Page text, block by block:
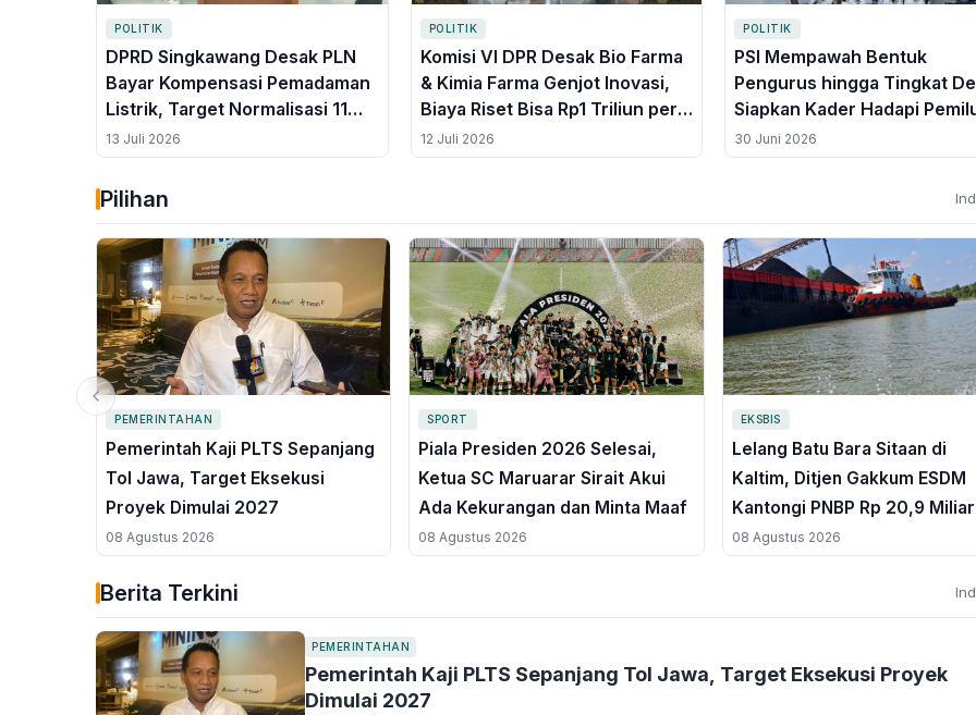
POLITIK
DPRD Singkawang Desak PLN
Bayar Kompensasi Pemadaman
Listrik, Target Normalisasi 11
Juli 2026
13 Juli 2026
POLITIK
Komisi VI DPR Desak Bio Farma
& Kimia Farma Genjot Inovasi,
Biaya Riset Bisa Rp1 Triliun per
Produk
12 Juli 2026
POLITIK
PSI Mempawah Bentuk
Pengurus hingga Tingkat
Siapkan Kader Hadapi
Legislatif 2029
30 Juni 2026
Pilihan
PEMERINTAHAN
Pemerintah Kaji PLTS Sepanjang
Tol Jawa, Target Eksekusi
Proyek Dimulai 2027
08 Agustus 2026
SPORT
Piala Presiden 2026 Selesai,
Ketua SC Maruarar Sirait Akui
Ada Kekurangan dan Minta Maaf
08 Agustus 2026
EKSBIS
Lelang Batu Bara Sitaan di
Kaltim, Ditjen Gakkum ESDM
Kantongi PNBP Rp 20,9 Miliar
08 Agustus 2026
Berita Terkini
PEMERINTAHAN
Pemerintah Kaji PLTS Sepanjang Tol Jawa, Target Eksekusi Proyek
Dimulai 2027